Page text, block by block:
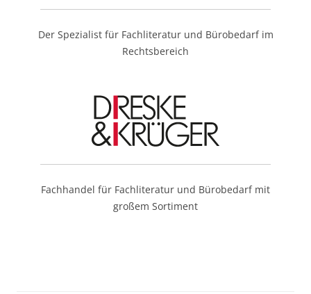
Der Spezialist für Fachliteratur und Bürobedarf im
Rechtsbereich
Fachhandel für Fachliteratur und Bürobedarf mit
großem Sortiment